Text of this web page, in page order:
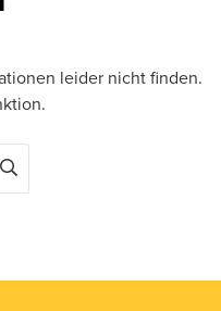
leider nicht finden.